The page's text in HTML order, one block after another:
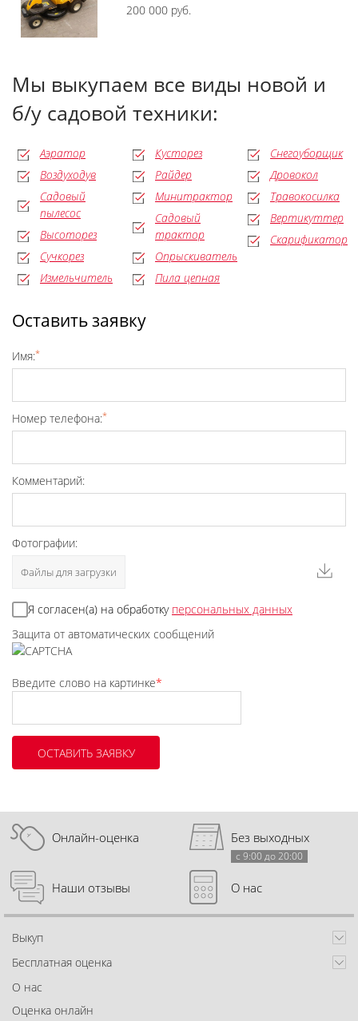
200 000 руб.
Мы выкупаем все виды новой и
б/у садовой техники:
Аэратор
Воздуходув
Садовый
пылесос
Высоторез
Сучкорез
Измельчитель
Кусторез
Райдер
Минитрактор
Садовый
трактор
Опрыскиватель
Пила цепная
Снегоуборщик
Дровокол
Травокосилка
Вертикуттер
Скарификатор
Оставить заявку
Имя:*
Номер телефона:*
Комментарий:
Фотографии:
Файлы для загрузки
Я согласен(а) на обработку персональных данных
Защита от автоматических сообщений
Введите слово на картинке*
Онлайн-оценка Без выходных
с 9:00 до 20:00
Наши отзывы О нас
Выкуп
Бесплатная оценка
О нас
Оценка онлайн